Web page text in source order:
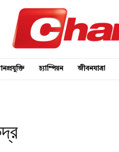
চ্যাম্পিয়ন জীবনযাত্রা